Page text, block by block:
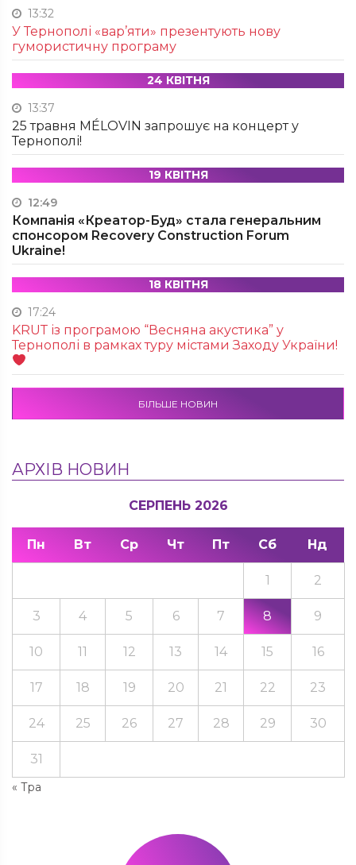
13:32
У Тернополі «вар’яти» презентують нову
гумористичну програму
24 КВІТНЯ
13:37
25 травня MÉLOVIN запрошує на концерт у
Тернополі!
19 КВІТНЯ
12:49
Компанія «Креатор-Буд» стала генеральним
спонсором Recovery Construction Forum
Ukraine!
18 КВІТНЯ
17:24
KRUТ із програмою “Весняна акустика” у
Тернополі в рамках туру містами Заходу України!
БІЛЬШЕ НОВИН
АРХІВ НОВИН
СЕРПЕНЬ 2026
Пн Вт Ср Чт Пт Сб Нд
« Тра
1 2
3 4 5 6 7 8 9
10 11 12 13 14 15 16
17 18 19 20 21 22 23
24 25 26 27 28 29 30
31